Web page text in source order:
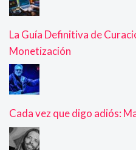
La Guía Definitiva de
Monetización
Cada vez que digo adiós: